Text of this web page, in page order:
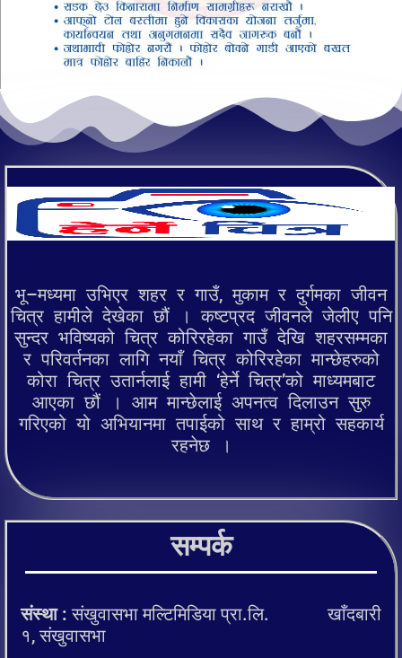
भू–मध्यमा उभिएर शहर र गाउँ, मुकाम र दुर्गमका जीवन
चित्र हामीले देखेका छौं । कष्टप्रद जीवनले जेलीए पनि
सुन्दर भविष्यको चित्र कोरिरहेका गाउँ देखि शहरसम्मका
र परिवर्तनका लागि नयाँ चित्र कोरिरहेका मान्छेहरुको
कोरा चित्र उतार्नलाई हामी ‘हेर्ने चित्र’को माध्यमबाट
आएका छौं । आम मान्छेलाई अपनत्व दिलाउन सुरु
गरिएको यो अभियानमा तपाईको साथ र हाम्रो सहकार्य
रहनेछ ।
सम्पर्क
संस्था : संखुवासभा मल्टिमिडिया प्रा.लि. खाँदबारी
१, संखुवासभा